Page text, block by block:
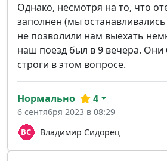
Однако, несмотря на то, что
заполнен (мы
не позволили нам выехать
наш поезд был в 9 вечера.
строги в этом вопросе.
Владимир Сидорец
Нормально 4
6 сентября 2023 в 08:29